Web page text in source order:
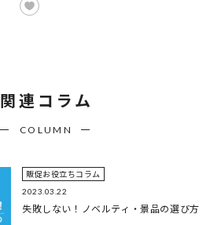
関連コラム
COLUMN
2023.03.22
販促お役立ちコラム
失敗しない！ノベルティ・景品の選び方